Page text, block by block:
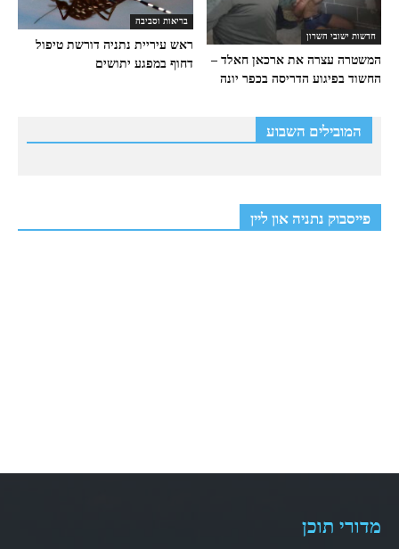
בריאות וסביבה
ראש עיריית נתניה דורשת טיפול
דחוף במפגע יתושים
חדשות ישובי השרון
המשטרה עצרה את ארכאן חאלד –
החשוד בפיגוע הדריסה בכפר יונה
המובילים השבוע
פייסבוק נתניה און ליין
מדורי תוכן